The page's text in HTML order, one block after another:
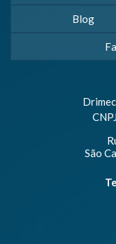
Blog
São